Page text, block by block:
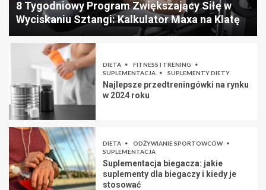
8 Tygodniowy Program Zwiększający Siłę w
Wyciskaniu Sztangi: Kalkulator Maxa na Klatę
DIETA
FITNESS I TRENING
SUPLEMENTACJA
SUPLEMENTY DIETY
Najlepsze przedtreningówki na rynku
w 2024 roku
DIETA
ODŻYWIANIE SPORTOWCÓW
SUPLEMENTACJA
Suplementacja biegacza: jakie
suplementy dla biegaczy i kiedy je
stosować